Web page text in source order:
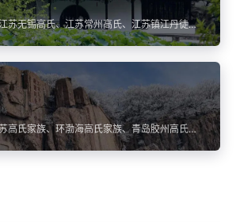
苏无锡高氏、江苏常州高氏、江苏镇江丹徒高
高氏家族、环渤海高氏家族、青岛胶州高氏家